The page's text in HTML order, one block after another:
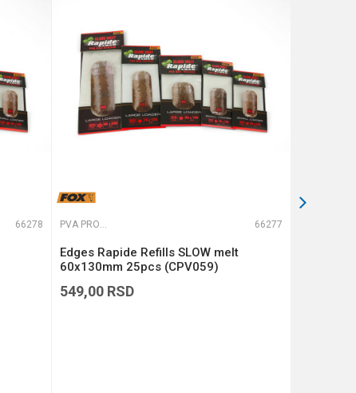
66278 PVA PROGRAM 66277
Edges Rapide Refills SLOW melt
60x130mm 25pcs (CPV059)
549,00 RSD